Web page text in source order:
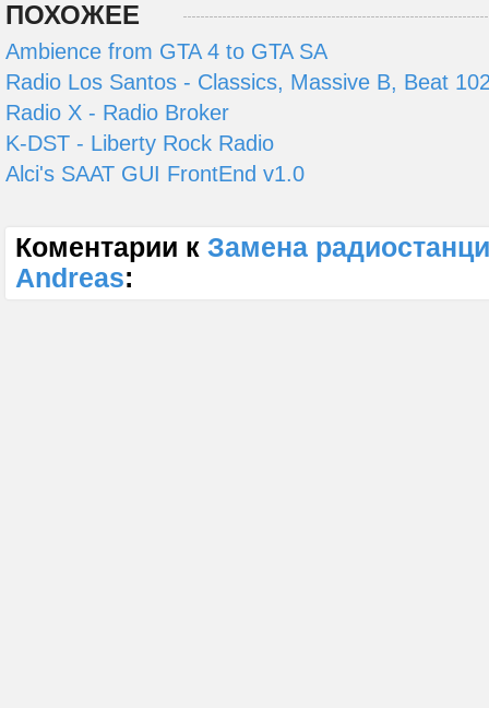
ПОХОЖЕЕ
Ambience from GTA 4 to GTA SA
Radio Los Santos - Classics, Massive B, Beat
Radio X - Radio Broker
K-DST - Liberty Rock Radio
Alci's SAAT GUI FrontEnd v1.0
Коментарии к Замена
Andreas: